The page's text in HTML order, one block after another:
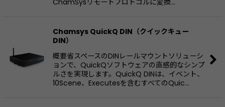
ChamSysリモートプロトコルに変換…
Chamsys QuickQ DIN（クイックキュー
DIN）
概要省スペースのDINレールマウントソリューシ
ョンで、QuickQソフトウェアの直感的なシンプ
ルさを実現します。QuickQ DINは、イベント、
10Scene、Executesを含むすべてのQuic…